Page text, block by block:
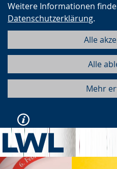
Weitere Informationen
Datenschutzerklärung.
Alle
Alle
Mehr
Vorherige